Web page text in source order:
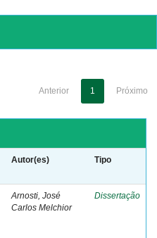
Anterior 1 Próximo
Autor(es) Tipo
Arnosti, José
Carlos Melchior
Dissertação